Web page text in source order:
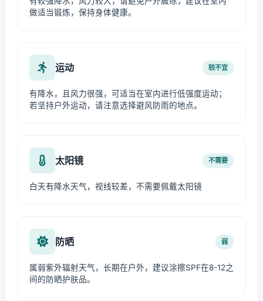
做适当锻炼，保持身体健康。
运动 较不宜
有降水，且风力很强，可适当在室内进行低强度运动；
若坚持户外运动，请注意选择避风防雨的地点。
太阳镜 不需要
白天有降水天气，视线较差，不需要佩戴太阳镜
防晒 弱
属弱紫外辐射天气，长期在户外，建议涂擦SPF在8-12之
间的防晒护肤品。